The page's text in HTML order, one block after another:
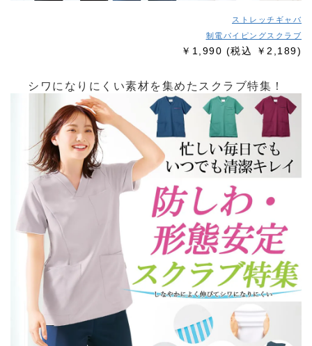
ストレッチギャバ
制電パイピングスクラブ
￥1,990 (税込 ￥2,189)
シワになりにくい素材を集めたスクラブ特集！